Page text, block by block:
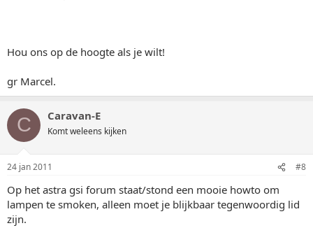
Hou ons op de hoogte als je wilt!
gr Marcel.
C Caravan-E
Komt weleens kijken
24 jan 2011 #8
Op het astra gsi forum staat/stond een mooie howto om
lampen te smoken, alleen moet je blijkbaar tegenwoordig lid
zijn.